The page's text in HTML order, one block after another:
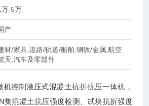
万-5万
产
材/家具,道路/轨道/船舶,钢铁/金属,航空
天,汽车及零部件
机控制液压式混凝土抗折抗压一体机，
集混凝土抗压强度检测、试块抗折强度